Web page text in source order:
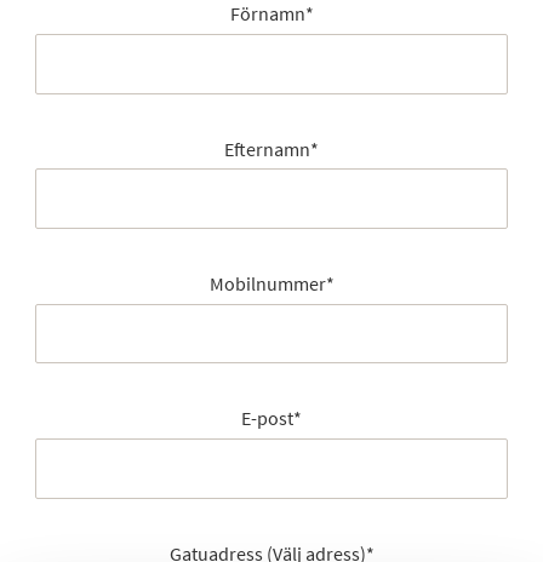
Förnamn*
Efternamn*
Mobilnummer*
E-post*
Gatuadress (Välj adress)*